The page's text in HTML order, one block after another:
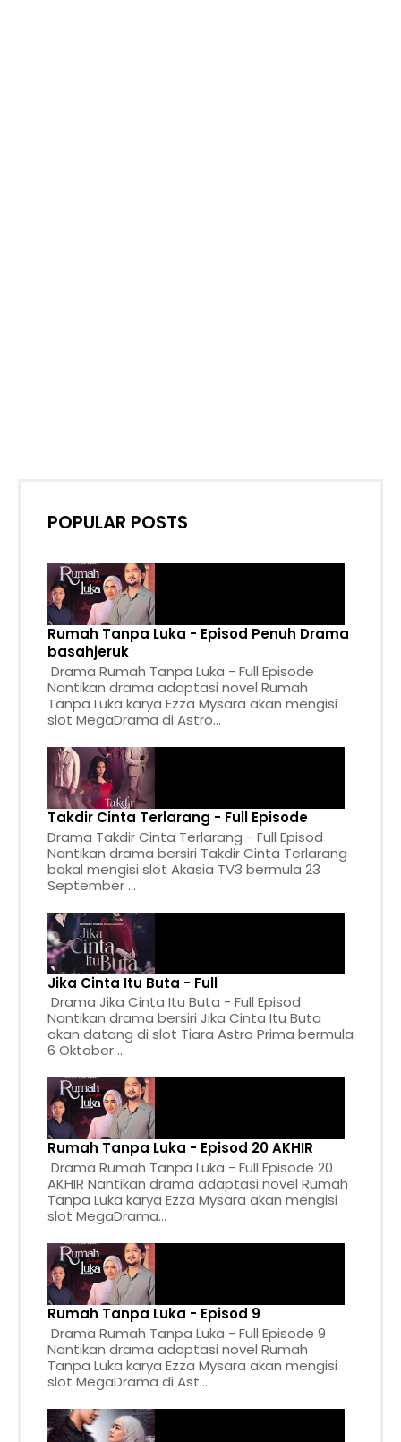
POPULAR POSTS
Rumah Tanpa Luka - Episod Penuh Drama
basahjeruk
Drama Rumah Tanpa Luka - Full Episode
Nantikan drama adaptasi novel Rumah
Tanpa Luka karya Ezza Mysara akan mengisi
slot MegaDrama di Astro...
Takdir Cinta Terlarang - Full Episode
Drama Takdir Cinta Terlarang - Full Episod
Nantikan drama bersiri Takdir Cinta Terlarang
bakal mengisi slot Akasia TV3 bermula 23
September ...
Jika Cinta Itu Buta - Full
Drama Jika Cinta Itu Buta - Full Episod
Nantikan drama bersiri Jika Cinta Itu Buta
akan datang di slot Tiara Astro Prima bermula
6 Oktober ...
Rumah Tanpa Luka - Episod 20 AKHIR
Drama Rumah Tanpa Luka - Full Episode 20
AKHIR Nantikan drama adaptasi novel Rumah
Tanpa Luka karya Ezza Mysara akan mengisi
slot MegaDrama...
Rumah Tanpa Luka - Episod 9
Drama Rumah Tanpa Luka - Full Episode 9
Nantikan drama adaptasi novel Rumah
Tanpa Luka karya Ezza Mysara akan mengisi
slot MegaDrama di Ast...